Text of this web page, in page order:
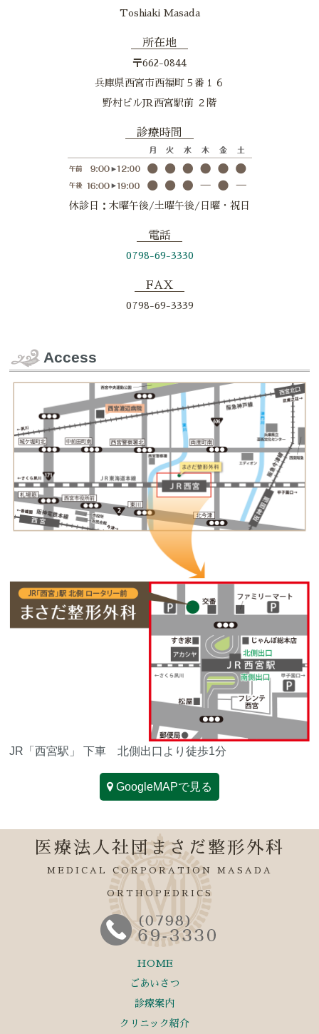
Toshiaki Masada
所在地
〒662-0844
兵庫県西宮市西福町５番１６
野村ビルJR西宮駅前 ２階
診療時間
休診日：木曜午後/土曜午後/日曜・祝日
電話
0798-69-3330
FAX
0798-69-3339
Access
JR「西宮駅」 下車 北側出口より徒歩1分
GoogleMAPで見る
医療法人社団まさだ整形外科
MEDICAL CORPORATION MASADA
ORTHOPEDRICS
HOME
ごあいさつ
診療案内
クリニック紹介